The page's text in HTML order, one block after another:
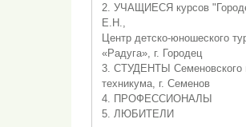
2. УЧАЩИЕСЯ курсов
Е.Н.,
Центр детско-юношеского
«Радуга», г. Городец
3. СТУДЕНТЫ Семеновского
техникума, г. Семенов
4. ПРОФЕССИОНАЛЫ
5. ЛЮБИТЕЛИ